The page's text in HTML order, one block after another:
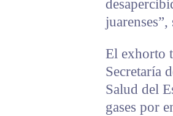
El exhorto
Secretaría
Salud del
gases por